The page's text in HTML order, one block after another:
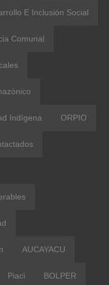
E Inclusión Social
Comunal
Indígena ORPIO
AUCAYACU
Piaci BOLPER